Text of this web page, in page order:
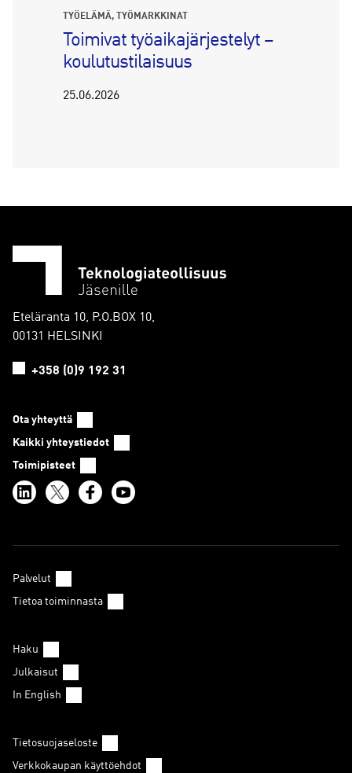
TYÖELÄMÄ TYÖMARKKINAT
Toimivat työaikajärjestelyt –
koulutustilaisuus
25.06.2026
Eteläranta 10, P.O.BOX 10,
00131 HELSINKI
+358 (0)9 192 31
Ota yhteyttä
Kaikki yhteystiedot
Toimipisteet
Palvelut
Tietoa toiminnasta
Haku
Julkaisut
In English
Tietosuojaseloste
Verkkokaupan käyttöehdot